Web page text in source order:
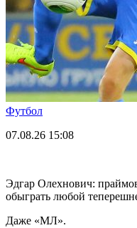
Футбол
07.08.26 15:08
Эдгар Олехнович:
обыграть любой
Даже «МЛ».